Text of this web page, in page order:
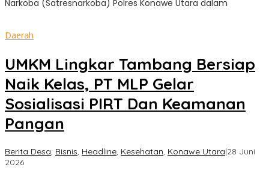
Narkoba (Satresnarkoba) Polres Konawe Utara dalam
Daerah
UMKM Lingkar Tambang Bersiap
Naik Kelas, PT MLP Gelar
Sosialisasi PIRT Dan Keamanan
Pangan
Berita Desa, Bisnis, Headline, Kesehatan, Konawe Utara|28 Juni
2026oleh